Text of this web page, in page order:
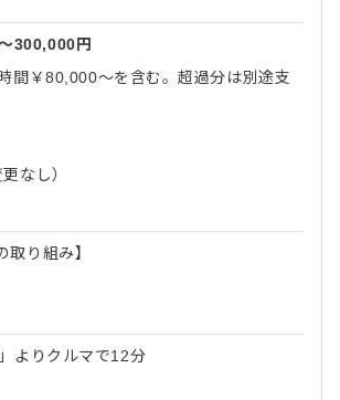
300,000円
間￥80,000～を含む。超過分は別途支
なし）
取り組み】
よりクルマで12分